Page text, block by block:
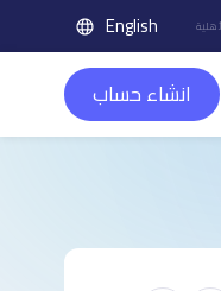
English
انشاء حساب